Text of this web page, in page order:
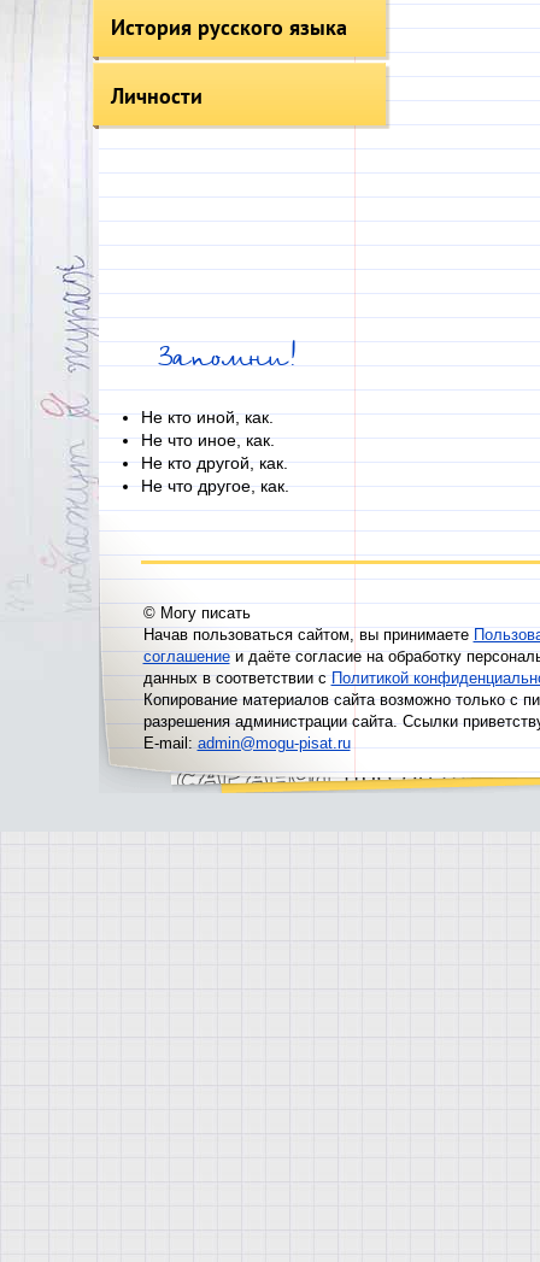
История русского языка
Личности
Запомни!
Не кто иной, как.
Не что иное, как.
Не кто другой, как.
Не что другое, как.
© Могу писать
Начав пользоваться сайтом, вы принимаете
соглашениеи даёте согласие на обработку
данных в соответствии сПолитикой
Копирование материалов сайта возможно только с
разрешения администрации сайта. Ссылки
E-mail:admin@mogu-pisat.ru